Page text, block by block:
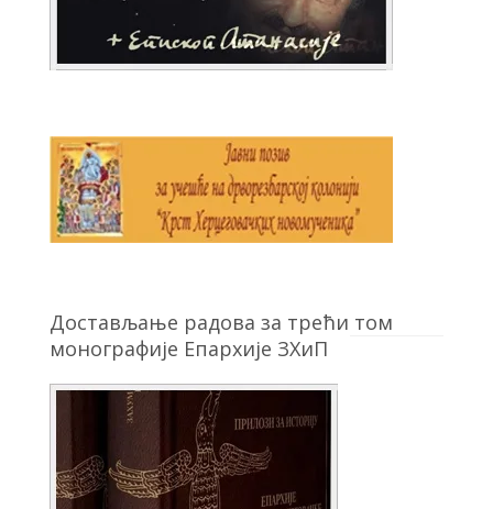
Достављање радова за трећи том
монографије Епархије ЗХиП